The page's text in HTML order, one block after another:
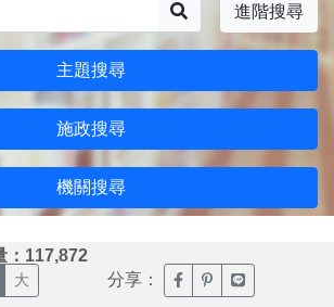
進階搜尋
主題搜尋
施政搜尋
機關搜尋
：117,872
大 分享： 臉書分享(另開新視窗)
噗浪分享(另開新
Line分享(另